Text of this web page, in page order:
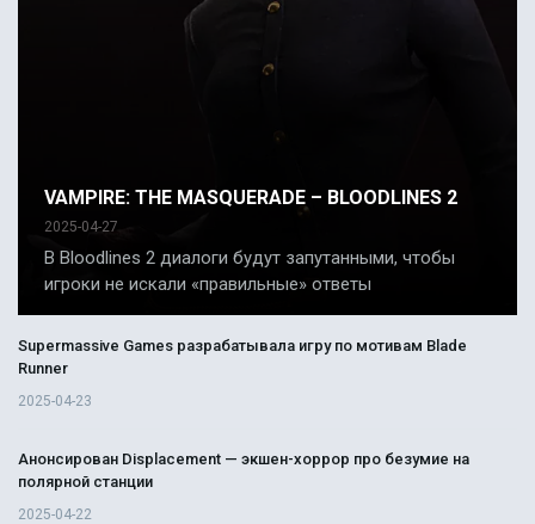
VAMPIRE: THE MASQUERADE – BLOODLINES 2
2025-04-27
В Bloodlines 2 диалоги будут запутанными, чтобы
игроки не искали «правильные» ответы
Supermassive Games разрабатывала игру по мотивам Blade
Runner
2025-04-23
Анонсирован Displacement — экшен-хоррор про безумие на
полярной станции
2025-04-22